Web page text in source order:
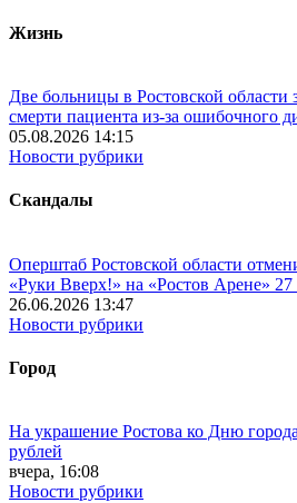
Жизнь
Две больницы в Ростовской области
смерти пациента из-за ошибочного
05.08.2026 14:15
Новости рубрики
Скандалы
Оперштаб Ростовской области
«Руки Вверх!» на «Ростов Арене»
26.06.2026 13:47
Новости рубрики
Город
На украшение Ростова ко Дню
рублей
вчера, 16:08
Новости рубрики